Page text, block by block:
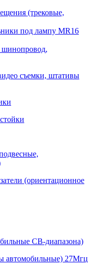
(трековые,
под лампу MR16
съемки, штативы
(ориентационное
СВ-диапазона)
27Мгц